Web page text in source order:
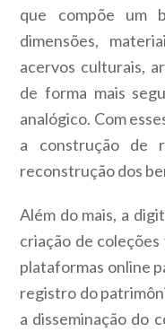
que compõe um
dimensões,
acervos culturais,
de forma mais
analógico. Com
a construção de
reconstrução dos
Além do mais, a
criação de
plataformas online
registro do
a disseminação do